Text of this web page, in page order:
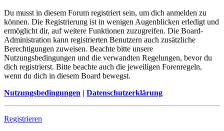
Du musst in diesem Forum registriert sein, um dich anmelden zu
können. Die Registrierung ist in wenigen Augenblicken erledigt und
ermöglicht dir, auf weitere Funktionen zuzugreifen. Die Board-
Administration kann registrierten Benutzern auch zusätzliche
Berechtigungen zuweisen. Beachte bitte unsere
Nutzungsbedingungen und die verwandten Regelungen, bevor du
dich registrierst. Bitte beachte auch die jeweiligen Forenregeln,
wenn du dich in diesem Board bewegst.
Nutzungsbedingungen | Datenschutzerklärung
Registrieren